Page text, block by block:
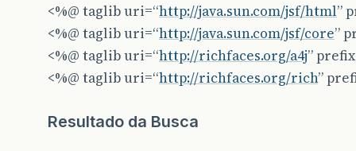
<%@ taglib uri=“http://java.sun.com/jsf/html”
<%@ taglib uri=“http://java.sun.com/jsf/core”
<%@ taglib uri=“http://richfaces.org/a4j”
<%@ taglib uri=“http://richfaces.org/rich”
Resultado da Busca